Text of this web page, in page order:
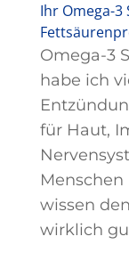
Ihr Omega-
Omega-3
habe ich
für Haut,
wissen
wirklich